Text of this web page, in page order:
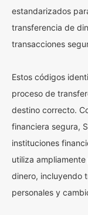
estandarizados
transferencia de
transacciones
Estos códigos
proceso de
destino correcto.
financiera segura,
instituciones
utiliza
dinero, incluyendo
personales y